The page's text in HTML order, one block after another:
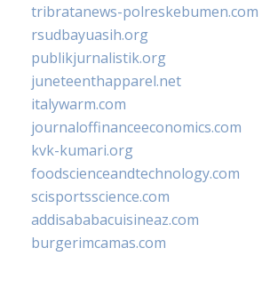
tribratanews-polreskebumen.com
rsudbayuasih.org
publikjurnalistik.org
juneteenthapparel.net
italywarm.com
journaloffinanceeconomics.com
kvk-kumari.org
foodscienceandtechnology.com
scisportsscience.com
addisababacuisineaz.com
burgerimcamas.com